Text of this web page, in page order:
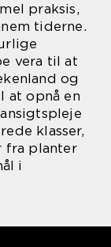
praksis,
tiderne.
vera til at
og
at opnå en
klasser,
fra planter
i